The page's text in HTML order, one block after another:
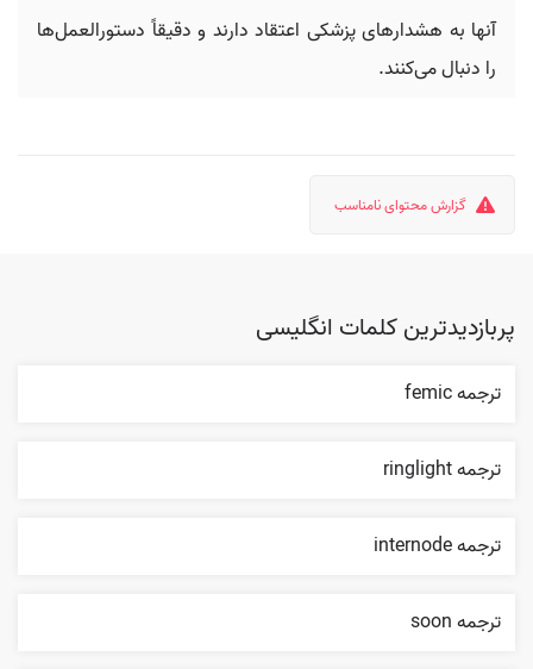
آنها به هشدارهای پزشکی اعتقاد دارند و دقیقاً دستورالعمل‌ها
را دنبال می‌کنند.
گزارش محتوای نامناسب
پربازدیدترین کلمات انگلیسی
ترجمه femic
ترجمه ringlight
ترجمه internode
ترجمه soon